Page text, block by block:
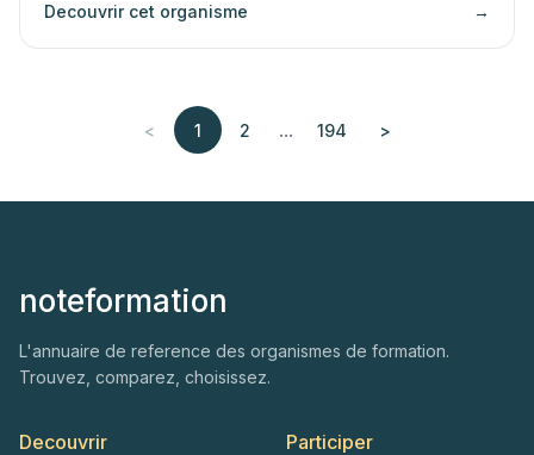
Decouvrir cet organisme →
< 1 2 ... 194 >
noteformation
L'annuaire de reference des organismes de formation.
Trouvez, comparez, choisissez.
Decouvrir Participer